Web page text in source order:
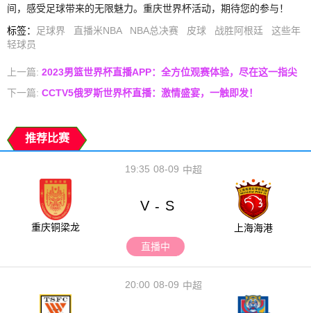
间，感受足球带来的无限魅力。重庆世界杯活动，期待您的参与！
标签： 足球界 直播米NBA NBA总决赛 皮球 战胜阿根廷
这些年
轻球员
上一篇: 2023男篮世界杯直播APP：全方位观赛体验，尽在这一指尖
下一篇: CCTV5俄罗斯世界杯直播：激情盛宴，一触即发！
推荐比赛
08-09
19:35 中超
重庆铜梁龙
V - S
上海海港
直播中
08-09
20:00 中超